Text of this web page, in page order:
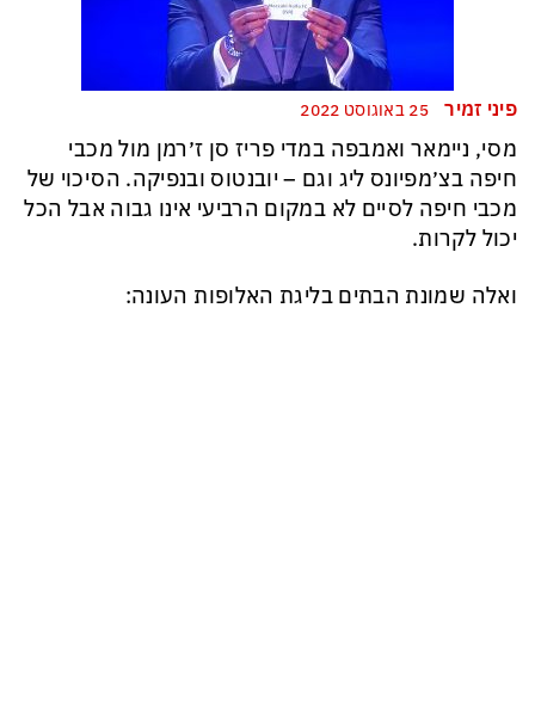
פיני זמיר 25 באוגוסט 2022
מסי, ניימאר ואמבפה במדי פריז סן ז׳רמן מול מכבי
חיפה בצ׳מפיונס ליג וגם – יובנטוס ובנפיקה. הסיכוי של
מכבי חיפה לסיים לא במקום הרביעי אינו גבוה אבל הכל
יכול לקרות.
ואלה שמונת הבתים בליגת האלופות העונה: